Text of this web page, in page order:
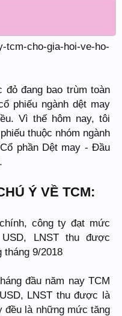
đỏ đang bao trùm toàn
phiếu ngành dệt may
Vì thế hôm nay, tôi
thuộc nhóm ngành
phần Dệt may - Đầu
Ý VỀ TCM:
công ty đạt mức
LNST thu được
tháng 9/2018
đầu năm nay TCM
LNST thu được là
đều là những mức tăng